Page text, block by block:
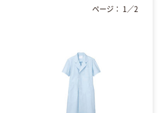
ページ： 1 ／2